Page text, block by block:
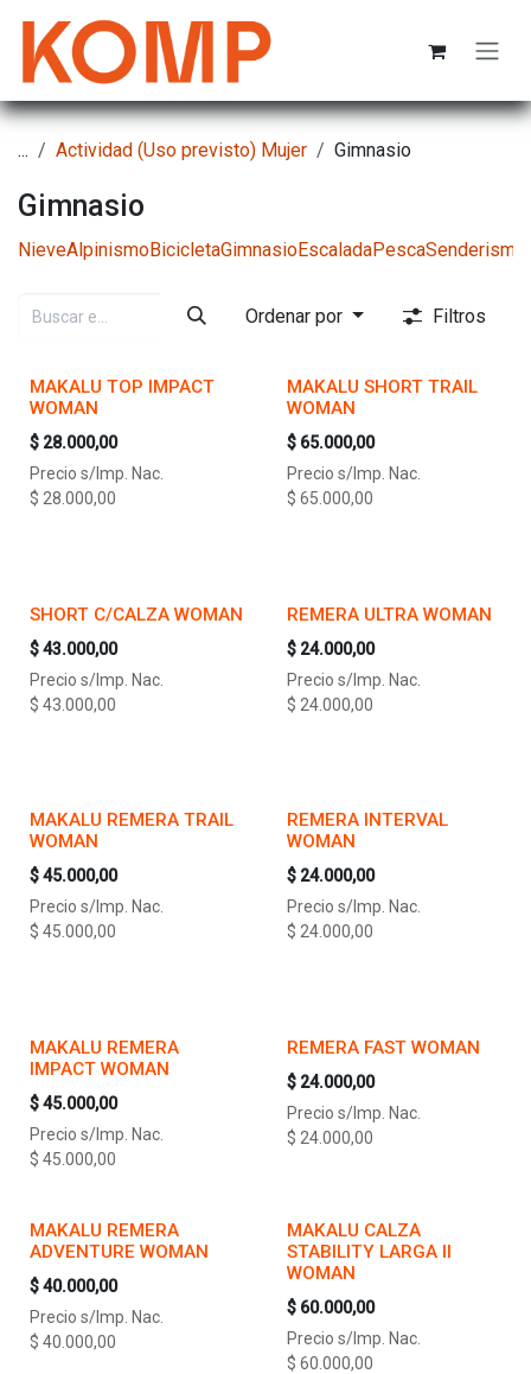
... Actividad (Uso previsto) Mujer Gimnasio
Gimnasio
NieveAlpinismoBicicletaGimnasioEscaladaPescaSenderismo
Ordenar por Filtros
MAKALU TOP IMPACT
WOMAN
$ 28.000,00
Precio s/Imp. Nac.
$ 28.000,00
MAKALU SHORT TRAIL
WOMAN
$ 65.000,00
Precio s/Imp. Nac.
$ 65.000,00
SHORT C/CALZA WOMAN
$43.000,00
Precio s/Imp. Nac.
$ 43.000,00
REMERA ULTRA WOMAN
$ 24.000,00
Precio s/Imp. Nac.
$ 24.000,00
MAKALU REMERA TRAIL
WOMAN
$45.000,00
Precio s/Imp. Nac.
$ 45.000,00
REMERA INTERVAL
WOMAN
$ 24.000,00
Precio s/Imp. Nac.
$ 24.000,00
MAKALU REMERA
IMPACT WOMAN
$45.000,00
Precio s/Imp. Nac.
$ 45.000,00
REMERA FAST WOMAN
$ 24.000,00
Precio s/Imp. Nac.
$ 24.000,00
MAKALU REMERA
ADVENTURE WOMAN
$40.000,00
Precio s/Imp. Nac.
$ 40.000,00
MAKALU CALZA
STABILITY LARGA II
WOMAN
$ 60.000,00
Precio s/Imp. Nac.
$ 60.000,00